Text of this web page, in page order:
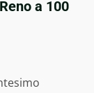
a 100